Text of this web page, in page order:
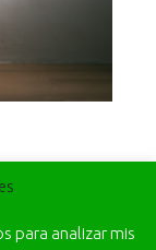
para analizar mis